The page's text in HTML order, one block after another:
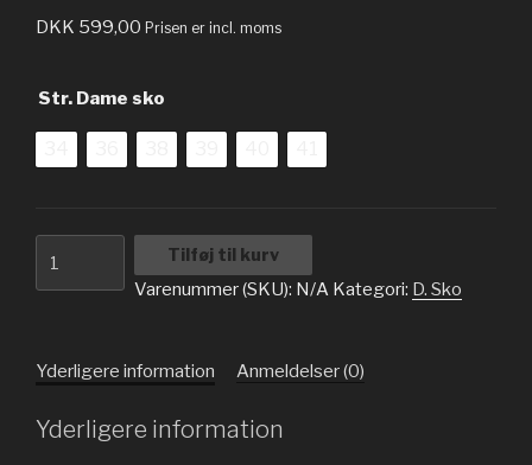
DKK 599,00 Prisen er incl. moms
Str. Dame sko
Kile
Skaft
antal
Tilføj til kurv
Varenummer (SKU): N/A Kategori: D. Sko
Yderligere information Anmeldelser (0)
Yderligere information